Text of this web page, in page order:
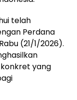
telah
Perdana
(21/1/2026).
yang